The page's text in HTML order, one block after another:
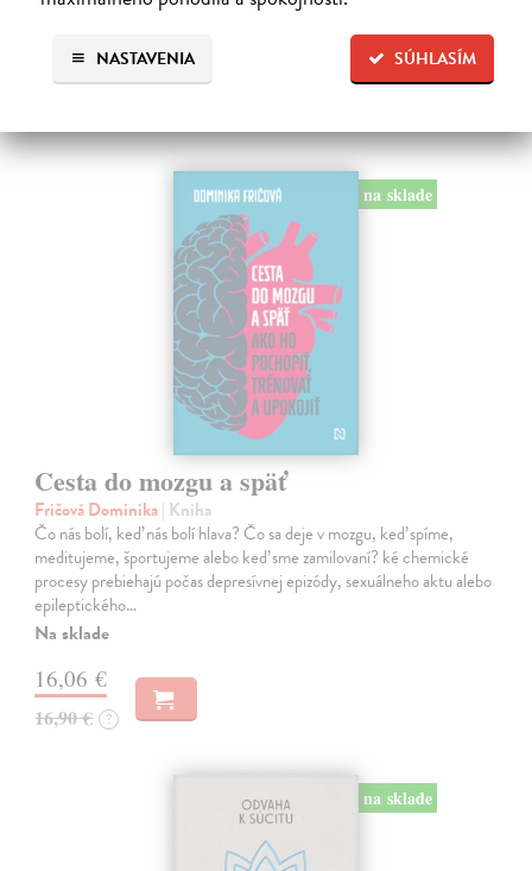
SÚHLASÍM
NASTAVENIA
16,44 €
na sklade
Cesta do mozgu a späť
Fričová Dominika| Kniha
Čo nás bolí, keď nás bolí hlava? Čo sa deje v mozgu, keď spíme,
meditujeme, športujeme alebo keď sme zamilovaní? ké chemické
procesy prebiehajú počas depresívnej epizódy, sexuálneho aktu alebo
epileptického…
Na sklade
16,06 €
16,90 € ?
na sklade